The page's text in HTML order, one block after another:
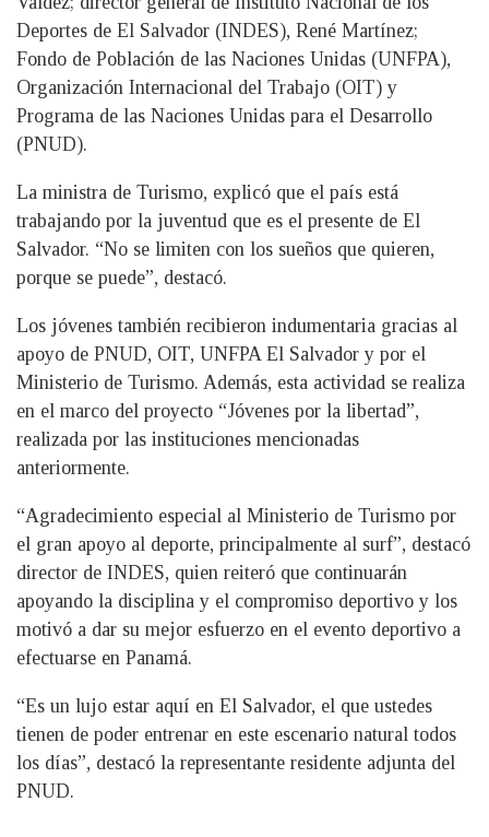
Deportes de El Salvador (INDES), René Martínez;
Fondo de Población de las Naciones Unidas (UNFPA),
Organización Internacional del Trabajo (OIT) y
Programa de las Naciones Unidas para el Desarrollo
(PNUD).
La ministra de Turismo, explicó que el país está
trabajando por la juventud que es el presente de El
Salvador. “No se limiten con los sueños que quieren,
porque se puede”, destacó.
Los jóvenes también recibieron indumentaria gracias al
apoyo de PNUD, OIT, UNFPA El Salvador y por el
Ministerio de Turismo. Además, esta actividad se realiza
en el marco del proyecto “Jóvenes por la libertad”,
realizada por las instituciones mencionadas
anteriormente.
“Agradecimiento especial al Ministerio de Turismo por
el gran apoyo al deporte, principalmente al surf”, destacó
director de INDES, quien reiteró que continuarán
apoyando la disciplina y el compromiso deportivo y los
motivó a dar su mejor esfuerzo en el evento deportivo a
efectuarse en Panamá.
“Es un lujo estar aquí en El Salvador, el que ustedes
tienen de poder entrenar en este escenario natural todos
los días”, destacó la representante residente adjunta del
PNUD.